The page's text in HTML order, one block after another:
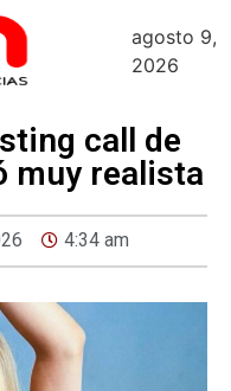
agosto 9,
2026
call de
muy realista
4:34 am